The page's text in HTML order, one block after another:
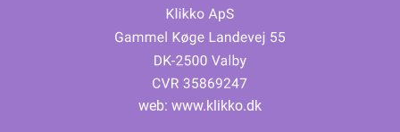
web: www.klikko.dk